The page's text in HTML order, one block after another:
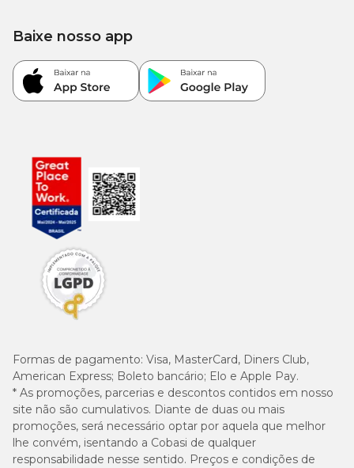
Formas de pagamento: Visa, MasterCard, Diners Club,
American Express; Boleto bancário; Elo e Apple Pay.
* As promoções, parcerias e descontos contidos em nosso
site não são cumulativos. Diante de duas ou mais
promoções, será necessário optar por aquela que melhor
lhe convém, isentando a Cobasi de qualquer
responsabilidade nesse sentido. Preços e condições de
Baixe nosso app